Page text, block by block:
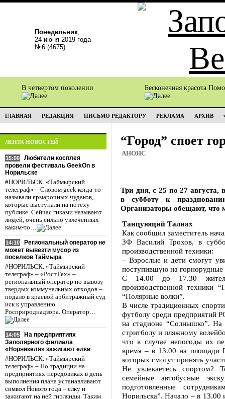
Понедельник,
24 июня 2019 года
№6 (4675)
В четвертом поколении Бесконечная красота
ГЛАВНАЯ РЕДАКЦИЯ ПИСЬМО РЕДАКТОРУ РЕКЛАМА АРХИВ
ЛЕНТА НОВОСТЕЙ
15:00
Любители косплея
провели фестиваль GeekOn в
Норильске
#НОРИЛЬСК. «Таймырский
телеграф» – Словом geek когда-то
называли ярмарочных чудаков,
которые выступали на потеху
публике. Сейчас гиками называют
людей, очень сильно увлеченных
каким-то…
14:10
Региональный оператор не
может вывезти мусор из
поселков Таймыра
#НОРИЛЬСК. «Таймырский
телеграф» – «РостТех» –
региональный оператор по вывозу
твердых коммунальных отходов –
подало в краевой арбитражный суд
иск к управлению
Росприроднадзора. Оператор…
14:05
На предприятиях
Заполярного филиала
«Норникеля» зажигают елки
#НОРИЛЬСК. «Таймырский
телеграф» – По традиции на
предприятиях-передовиках в день
выполнения плана устанавливают
символ Нового года – елку и
зажигают на ней гирлянды. Таким
“Город” споет
АНОНС
Три дня, с 25 по 27 августа,
в субботу к
Организаторы обещают, что
Танцующий Талнах
Как сообщил заместитель
ЗФ Василий Трохов, в
производственной техники:
– Взрослые и дети смогут
поступившую на
С 14.00 до 17.30
производственной техники
“Полярные волки”.
В числе традиционных
футболу среди предприятий
на стадионе “Солнышко”. На
стритболу и пляжному
что в случае непогоды их
время – в 13.00 на площади
которых смогут принять
Не увлекаетесь спортом?
семейные автобусные
подготовленные
Норильска”. Начало – в 13.00